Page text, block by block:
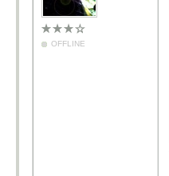
OFFLINE